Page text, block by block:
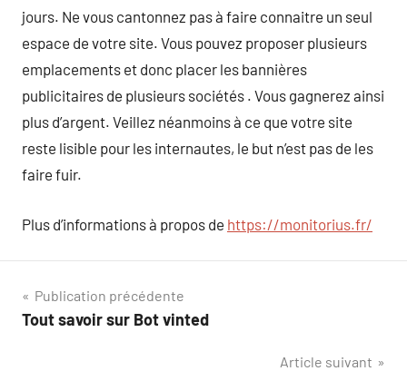
jours. Ne vous cantonnez pas à faire connaitre un seul
espace de votre site. Vous pouvez proposer plusieurs
emplacements et donc placer les bannières
publicitaires de plusieurs sociétés . Vous gagnerez ainsi
plus d’argent. Veillez néanmoins à ce que votre site
reste lisible pour les internautes, le but n’est pas de les
faire fuir.
Plus d’informations à propos de https://monitorius.fr/
Navigation
de
Publication précédente
Tout savoir sur Bot vinted
Article suivant